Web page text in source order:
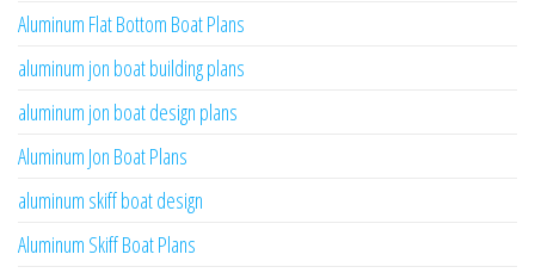
Aluminum Flat Bottom Boat Plans
aluminum jon boat building plans
aluminum jon boat design plans
Aluminum Jon Boat Plans
aluminum skiff boat design
Aluminum Skiff Boat Plans